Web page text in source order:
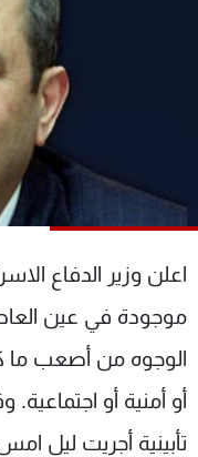
اعلن وزير الدفاع
موجودة في عين
الوجوه من أصعب ما
أو أمنية أو
تأبينية أجريت ليل
البرامج
جدول البرامج
الترددات
الإنـتـاج
لاعلاناتكم